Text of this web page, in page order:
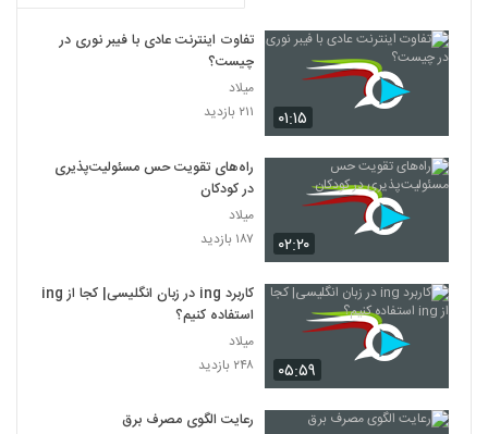
۰۱:۱۵
تفاوت اینترنت عادی با فیبر نوری در
چیست؟
میلاد
۲۱۱ بازدید
۰۲:۲۰
راه‌های تقویت حس مسئولیت‌پذیری
در کودکان
میلاد
۱۸۷ بازدید
۰۵:۵۹
کاربرد ing در زبان انگلیسی| کجا از ing
استفاده کنیم؟
میلاد
۲۴۸ بازدید
رعایت الگوی مصرف برق